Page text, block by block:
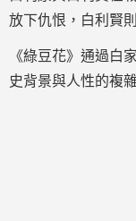
放下仇恨，白利賢
《綠豆花》通過白
史背景與人性的複